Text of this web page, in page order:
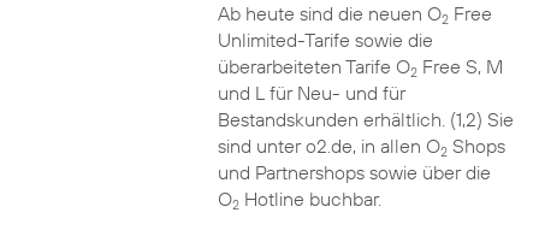
Ab heute sind die neuen O2Free
Unlimited-Tarife sowie die
überarbeiteten Tarife O2Free S, M
und L für Neu- und für
Bestandskunden erhältlich. (1,2) Sie
sind unter o2.de, in allen O2Shops
und Partnershops sowie über die
O2Hotline buchbar.